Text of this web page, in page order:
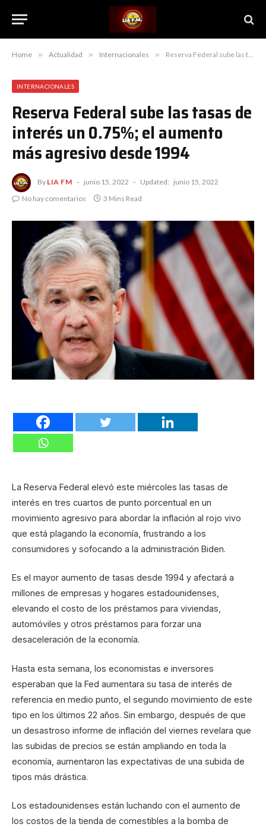
Home » Actualidad » Internacionales » Reserva Federal sube las tasas de interés un 0.75%; el aumento más agresivo desde 1994
INTERNACIONALES
Reserva Federal sube las tasas de
interés un 0.75%; el aumento
más agresivo desde 1994
By LIA FM junio 15, 2022 Updated: junio 15, 2022
No hay comentarios
3 Mins Read
La Reserva Federal elevó este miércoles las tasas de
interés en tres cuartos de punto porcentual en un
movimiento agresivo para abordar la inflación al rojo vivo
que está plagando la economía, frustrando a los
consumidores y sofocando a la administración Biden.
Es el mayor aumento de tasas desde 1994 y afectará a
millones de empresas y hogares estadounidenses,
elevando el costo de los préstamos para viviendas,
automóviles y otros préstamos para forzar una
desaceleración de la economía.
Hasta esta semana, los economistas e inversores
esperaban que la Fed aumentara su tasa de interés de
referencia en medio punto, el segundo movimiento de este
tipo en los últimos 22 años. Sin embargo, después de que
un desastroso informe de inflación del viernes revelara que
las subidas de precios se están ampliando en toda la
economía, aumentaron las expectativas de una subida de
tipos más drástica.
Los estadounidenses están luchando con el aumento de
los costos de la tienda de comestibles a la bomba de